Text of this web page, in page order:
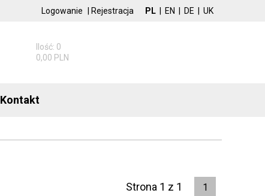
PL EN DE UK
Logowanie Rejestracja
Ilość: 0
0,00 PLN
Kontakt
Strona 1 z 1 1